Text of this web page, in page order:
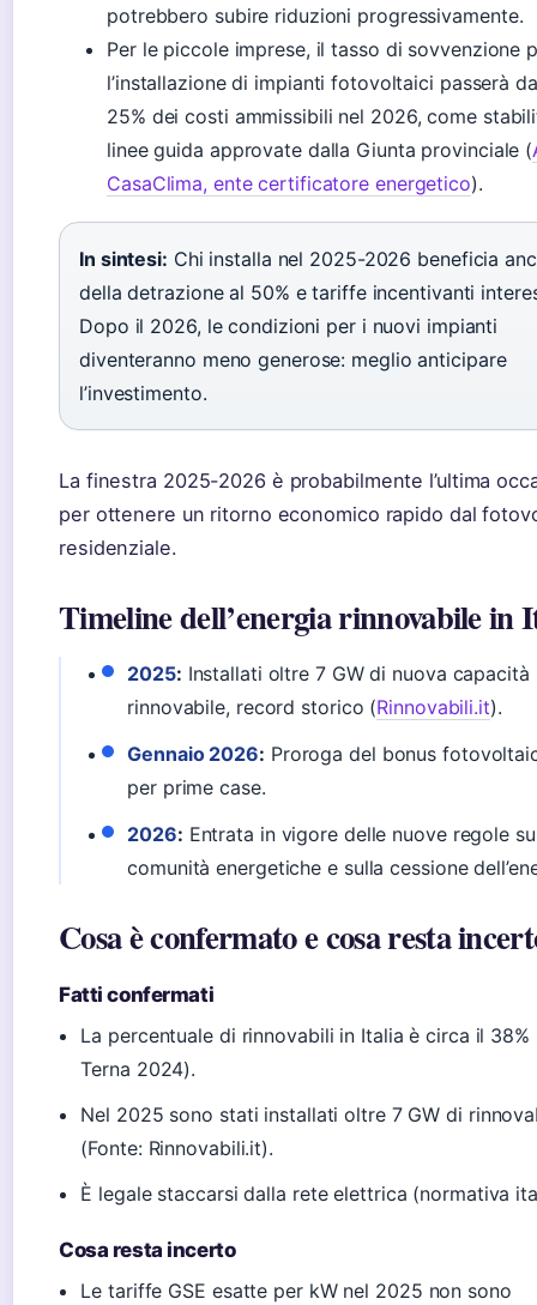
potrebbero subire riduzioni progressivamente.
Per le piccole imprese, il tasso di sovvenzione
l’installazione di impianti fotovoltaici passerà
25% dei costi ammissibili nel 2026, come
linee guida approvate dalla Giunta provinciale (
CasaClima, ente certificatore energetico).
In sintesi: Chi installa nel 2025-2026 beneficia
della detrazione al 50% e tariffe incentivanti
Dopo il 2026, le condizioni per i nuovi impianti
diventeranno meno generose: meglio anticipare
l’investimento.
La finestra 2025-2026 è probabilmente l’ultima
per ottenere un ritorno economico rapido dal
residenziale.
Timeline dell’energia rinnovabile in
2025: Installati oltre 7 GW di nuova capacità
rinnovabile, record storico (Rinnovabili.it).
Gennaio 2026: Proroga del bonus
per prime case.
2026: Entrata in vigore delle nuove regole
comunità energetiche e sulla cessione
Cosa è confermato e cosa resta
Fatti confermati
La percentuale di rinnovabili in Italia è circa il 38%
Terna 2024).
Nel 2025 sono stati installati oltre 7 GW di
(Fonte: Rinnovabili.it).
È legale staccarsi dalla rete elettrica (normativa
Cosa resta incerto
Le tariffe GSE esatte per kW nel 2025 non sono